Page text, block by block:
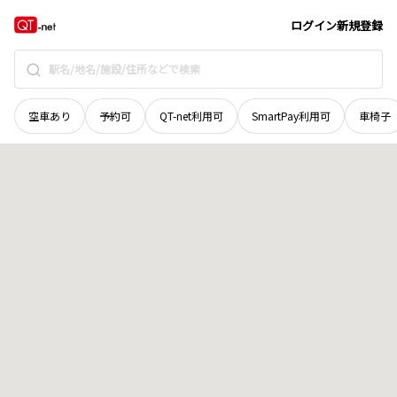
ログイン新規登録
空車あり 予約可 QT-net利用可 SmartPay利用可 車椅子
京都府